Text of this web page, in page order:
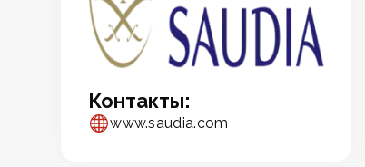
Контакты:
www.saudia.com